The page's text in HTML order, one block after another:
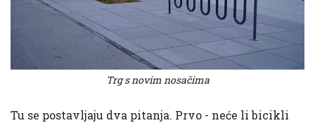
Trg s novim nosačima
Tu se postavljaju dva pitanja. Prvo - neće li bicikli